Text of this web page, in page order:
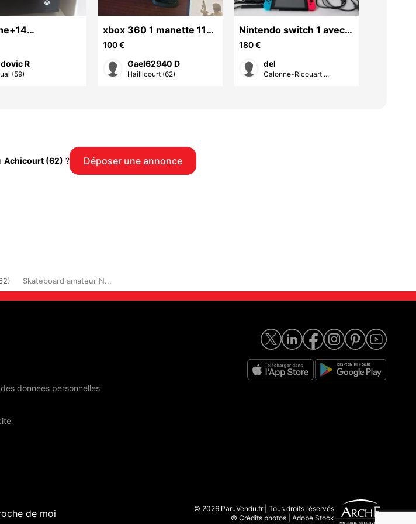
R
(59)
xbox 360 1 manette 11
jeux
100 €
Gael62940 D
Haillicourt (62)
Nintendo switch 1 avec
ses accessoires + jeu +
sacoche
180 €
del
Calonne-Ricouart ...
Achicourt (62) ? Déposer une annonce
Skateboard amateur N...
données personnelles
de moi
© 2026 ParuVendu.fr | Tous droits réservés
© Crédits photos | Adobe Stock